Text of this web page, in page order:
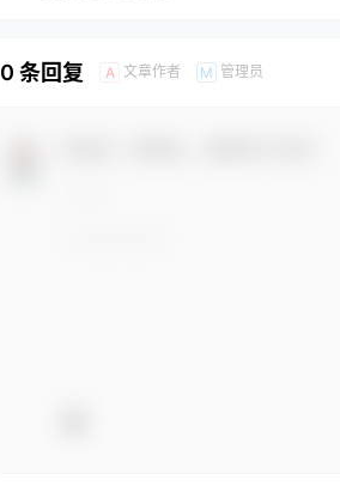
0 条回复 A 文章作者 M 管理员